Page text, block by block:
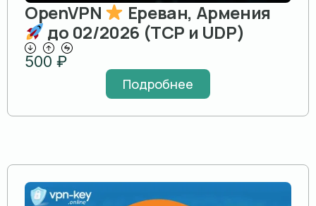
OpenVPN
Ереван, Армения
до 02/2026 (TCP и UDP)
500 ₽
Подробнее